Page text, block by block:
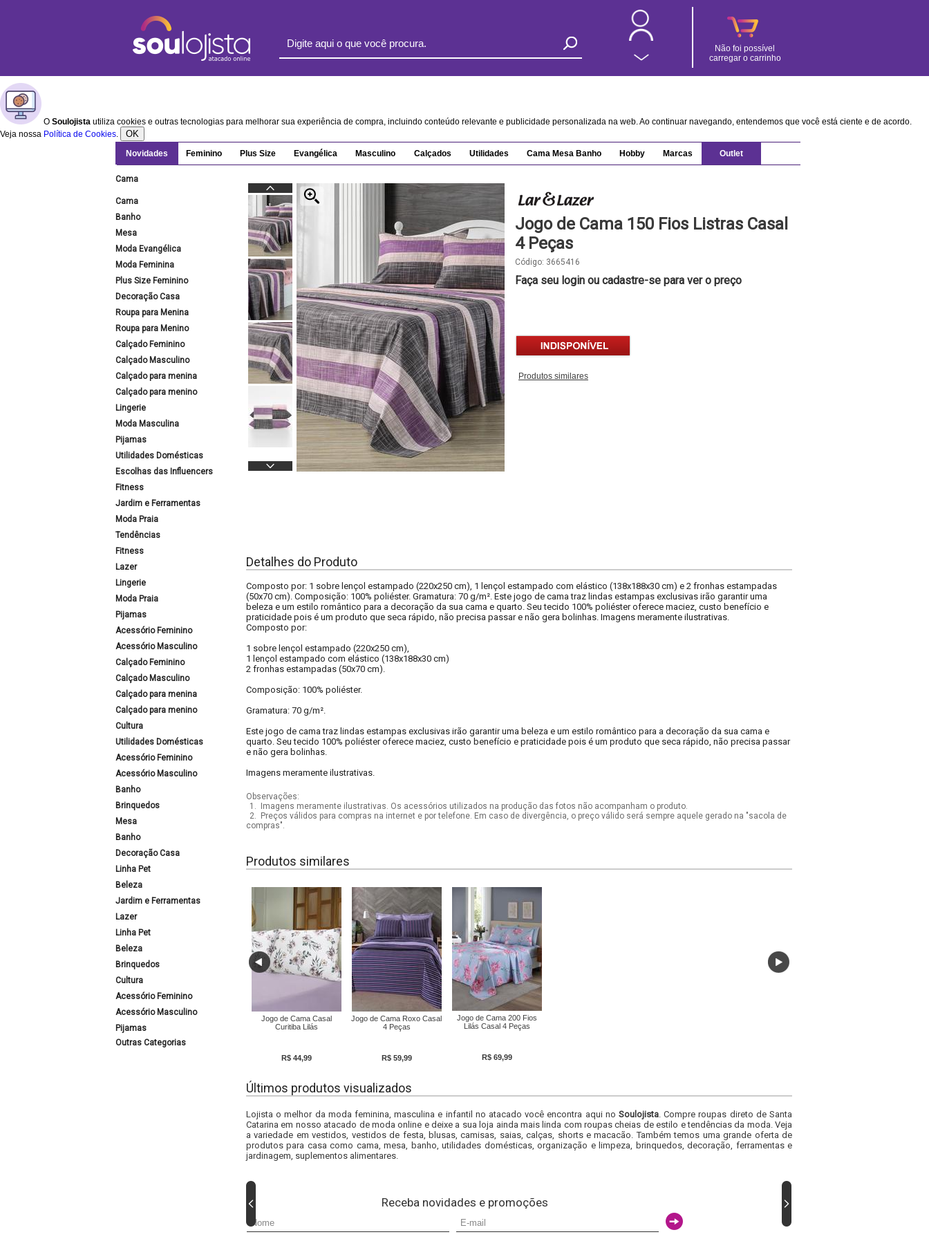
Não foi possível
carregar o carrinho
O Soulojista utiliza cookies e outras tecnologias para melhorar sua experiência de compra, incluindo conteúdo relevante e publicidade personalizada na web. Ao continuar navegando, entendemos que você está ciente e de acordo.
Veja nossa Política de Cookies. OK
Novidades Feminino Plus Size Evangélica Masculino Calçados Utilidades Cama Mesa Banho Hobby Marcas Outlet
Cama
Cama
Banho
Mesa
Moda Evangélica
Moda Feminina
Plus Size Feminino
Decoração Casa
Roupa para Menina
Roupa para Menino
Calçado Feminino
Calçado Masculino
Calçado para menina
Calçado para menino
Lingerie
Moda Masculina
Pijamas
Utilidades Domésticas
Escolhas das Influencers
Fitness
Jardim e Ferramentas
Moda Praia
Tendências
Fitness
Lazer
Lingerie
Moda Praia
Pijamas
Acessório Feminino
Acessório Masculino
Calçado Feminino
Calçado Masculino
Calçado para menina
Calçado para menino
Cultura
Utilidades Domésticas
Acessório Feminino
Acessório Masculino
Banho
Brinquedos
Mesa
Banho
Decoração Casa
Linha Pet
Beleza
Jardim e Ferramentas
Lazer
Linha Pet
Beleza
Brinquedos
Cultura
Acessório Feminino
Acessório Masculino
Pijamas
Outras Categorias
Jogo de Cama 150 Fios Listras Casal
4 Peças
Código: 3665416
Faça seu login ou cadastre-se para ver o preço
Produtos similares
Detalhes do Produto
Composto por: 1 sobre lençol estampado (220x250 cm), 1 lençol estampado com elástico (138x188x30 cm) e 2 fronhas estampadas
(50x70 cm). Composição: 100% poliéster. Gramatura: 70 g/m². Este jogo de cama traz lindas estampas exclusivas irão garantir uma
beleza e um estilo romântico para a decoração da sua cama e quarto. Seu tecido 100% poliéster oferece maciez, custo benefício e
praticidade pois é um produto que seca rápido, não precisa passar e não gera bolinhas. Imagens meramente ilustrativas.
Composto por:
1 sobre lençol estampado (220x250 cm),
1 lençol estampado com elástico (138x188x30 cm)
2 fronhas estampadas (50x70 cm).
Composição: 100% poliéster.
Gramatura: 70 g/m².
Este jogo de cama traz lindas estampas exclusivas irão garantir uma beleza e um estilo romântico para a decoração da sua cama e
quarto. Seu tecido 100% poliéster oferece maciez, custo benefício e praticidade pois é um produto que seca rápido, não precisa passar
e não gera bolinhas.
Imagens meramente ilustrativas.
Observações:
1.
Imagens meramente ilustrativas. Os acessórios utilizados na produção das fotos não acompanham o produto.
2.
Preços válidos para compras na internet e por telefone. Em caso de divergência, o preço válido será sempre aquele gerado na "sacola de
compras".
Produtos similares
Jogo de Cama Casal
Curitiba Lilás
R$ 44,99
Jogo de Cama Roxo Casal
4 Peças
R$ 59,99
Jogo de Cama 200 Fios
Lilás Casal 4 Peças
R$ 69,99
Últimos produtos visualizados
Lojista o melhor da moda feminina, masculina e infantil no atacado você encontra aqui no Soulojista. Compre roupas direto de Santa
Catarina em nosso atacado de moda online e deixe a sua loja ainda mais linda com roupas cheias de estilo e tendências da moda. Veja
a variedade em vestidos, vestidos de festa, blusas, camisas, saias, calças, shorts e macacão. Também temos uma grande oferta de
produtos para casa como cama, mesa, banho, utilidades domésticas, organização e limpeza, brinquedos, decoração, ferramentas e
jardinagem, suplementos alimentares.
Receba novidades e promoções